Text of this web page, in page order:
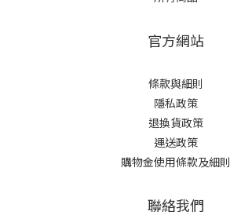
官方網站
條款與細則
隱私政策
退換貨政策
運送政策
購物金使用條款及細則
聯絡我們